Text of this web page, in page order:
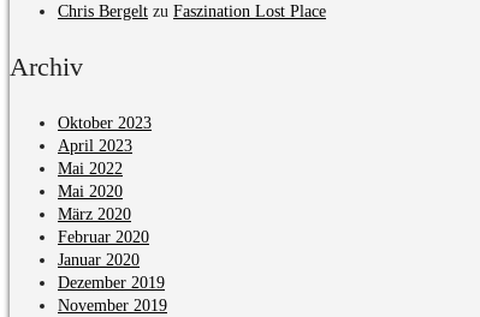
Chris Bergelt zu Faszination Lost Place
Archiv
Oktober 2023
April 2023
Mai 2022
Mai 2020
März 2020
Februar 2020
Januar 2020
Dezember 2019
November 2019